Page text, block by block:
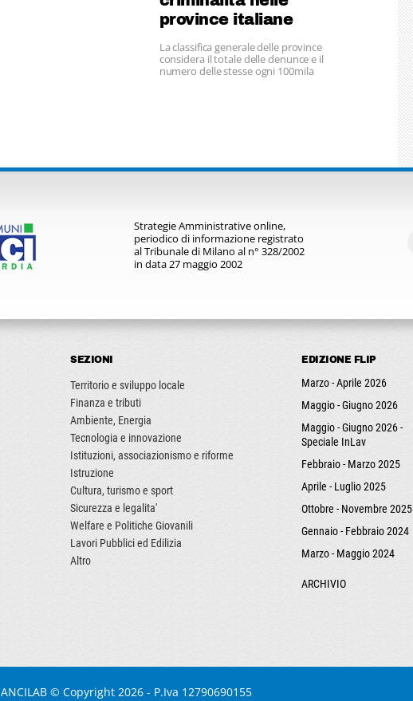
province italiane
La classifica generale delle province
considera il totale delle denunce e il
numero delle stesse ogni 100mila
Strategie Amministrative online,
periodico di informazione registrato
al Tribunale di Milano al n° 328/2002
in data 27 maggio 2002
SEZIONI
Territorio e sviluppo locale
Finanza e tributi
Ambiente, Energia
Tecnologia e innovazione
Istituzioni, associazionismo e riforme
Istruzione
Cultura, turismo e sport
Sicurezza e legalita'
Welfare e Politiche Giovanili
Lavori Pubblici ed Edilizia
Altro
EDIZIONE FLIP
Marzo - Aprile 2026
Maggio - Giugno 2026
Maggio - Giugno 2026 -
Speciale InLav
Febbraio - Marzo 2025
Aprile - Luglio 2025
Ottobre - Novembre 2025
Gennaio - Febbraio 2024
Marzo - Maggio 2024
ARCHIVIO
ANCILAB© Copyright 2026 - P.Iva 12790690155